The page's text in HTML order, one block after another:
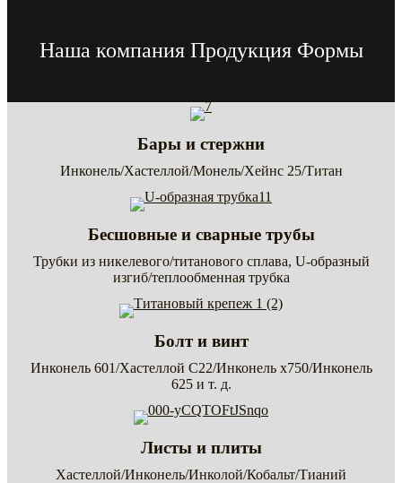
Наша компания Продукция Формы
Бары и стержни
Инконель/Хастеллой/Монель/Хейнс 25/Титан
Бесшовные и сварные трубы
Трубки из никелевого/титанового сплава, U-образный
изгиб/теплообменная трубка
Болт и винт
Инконель 601/Хастеллой C22/Инконель x750/Инконель
625 и т. д.
Листы и плиты
Хастеллой/Инконель/Инколой/Кобальт/Тианий